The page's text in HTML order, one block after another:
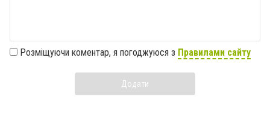
Розміщуючи коментар, я погоджуюся з Правилами сайту
Додати